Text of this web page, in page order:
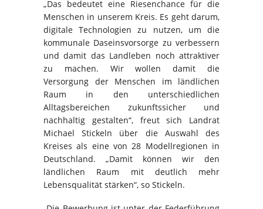
„Das bedeutet eine Riesenchance für die
Menschen in unserem Kreis. Es geht darum,
digitale Technologien zu nutzen, um die
kommunale Daseinsvorsorge zu verbessern
und damit das Landleben noch attraktiver
zu machen. Wir wollen damit die
Versorgung der Menschen im ländlichen
Raum in den unterschiedlichen
Alltagsbereichen zukunftssicher und
nachhaltig gestalten“, freut sich Landrat
Michael Stickeln über die Auswahl des
Kreises als eine von 28 Modellregionen in
Deutschland. „Damit können wir den
ländlichen Raum mit deutlich mehr
Lebensqualität stärken“, so Stickeln.